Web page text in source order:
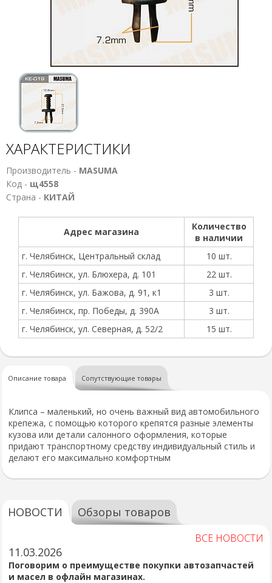
ХАРАКТЕРИСТИКИ
Производитель - MASUMA
Код - щ4558
Страна - КИТАЙ
Адрес магазина
Количество
в наличии
г. Челябинск, Центральный склад
10 шт.
г. Челябинск, ул. Блюхера, д. 101
22 шт.
г. Челябинск, ул. Бажова, д. 91, к1
3 шт.
г. Челябинск, пр. Победы, д. 390А
3 шт.
г. Челябинск, ул. Северная, д. 52/2
15 шт.
Описание товара Сопутствующие товары
Клипса – маленький, но очень важный вид автомобильного
крепежа, с помощью которого крепятся разные элементы
кузова или детали салонного оформления, которые
придают транспортному средству индивидуальный стиль и
делают его максимально комфортным
НОВОСТИ Обзоры товаров
ВСЕ НОВОСТИ
11.03.2026
Поговорим о преимуществе покупки автозапчастей
и масел в офлайн магазинах.